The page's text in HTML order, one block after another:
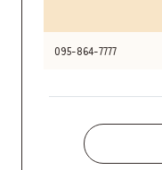
095-864-7777